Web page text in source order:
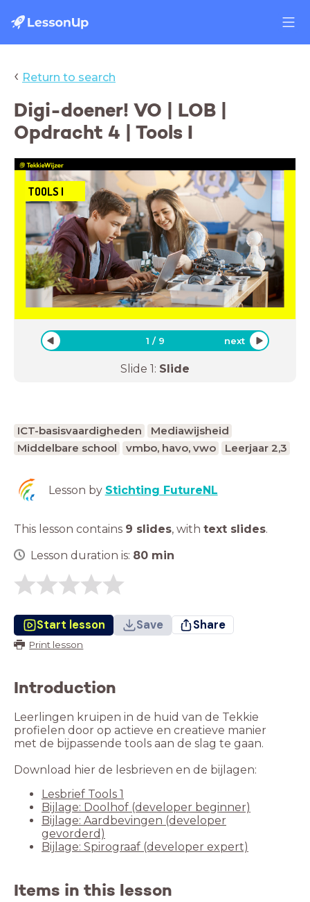
‹ Return to search
Digi-doener! VO | LOB |
Opdracht 4 | Tools I
TOOLS I
1 / 9 next
Slide 1: Slide
ICT-basisvaardigheden
Mediawijsheid
Middelbare school
vmbo, havo, vwo Leerjaar 2,3
Lesson by Stichting FutureNL
This lesson contains 9 slides, with text slides.
Lesson duration is: 80 min
Start lesson Save Share
Print lesson
Introduction
Leerlingen kruipen in de huid van de Tekkie
profielen door op actieve en creatieve manier
met de bijpassende tools aan de slag te gaan.
Lesbrief Tools 1
Bijlage: Doolhof (developer beginner)
Bijlage: Aardbevingen (developer
gevorderd)
Bijlage: Spirograaf (developer expert)
Items in this lesson